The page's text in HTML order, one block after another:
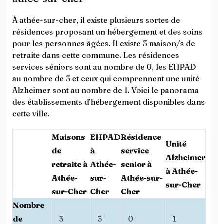
À athée-sur-cher, il existe plusieurs sortes de
résidences proposant un hébergement et des soins
pour les personnes âgées. Il existe 3 maison/s de
retraite dans cette commune. Les résidences
services séniors sont au nombre de 0, les EHPAD
au nombre de 3 et ceux qui comprennent une unité
Alzheimer sont au nombre de 1. Voici le panorama
des établissements d’hébergement disponibles dans
cette ville.
Maisons
de
retraite à
Athée-
sur-Cher
EHPAD
à
Athée-
sur-
Cher
Résidence
service
senior à
Athée-sur-
Cher
Unité
Alzheimer
à Athée-
sur-Cher
Nombre
de
3 3 0 1